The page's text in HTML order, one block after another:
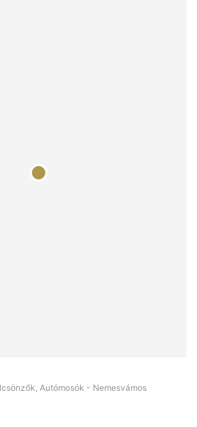
Autómosók - Nemesvámos